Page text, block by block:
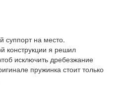
суппорт на место.
конструкции я решил
исключить дребезжание
пружинка стоит только